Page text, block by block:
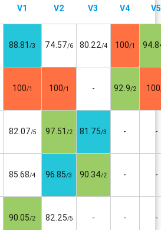
V1 V2 V3 V4 V5
88.81 /3 74.57/6 80.22/4 100/1
100/1 100/1 - 92.9/2 100
82.07/5 97.51 /2 81.75/3 - -
85.68/4 96.85/3 90.34/2 - -
90.05/2 82.25/5 - - -